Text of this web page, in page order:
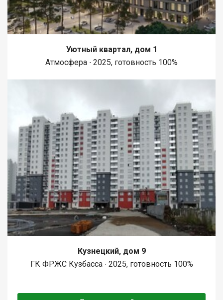
Уютный квартал, дом 1
Атмосфера ∙ 2025, готовность 100%
Кузнецкий, дом 9
ГК ФРЖС Кузбасса ∙ 2025, готовность 100%